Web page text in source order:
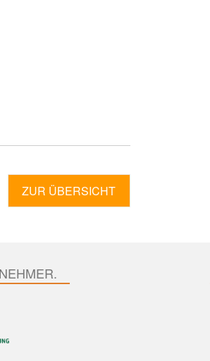
ZUR ÜBERSICHT